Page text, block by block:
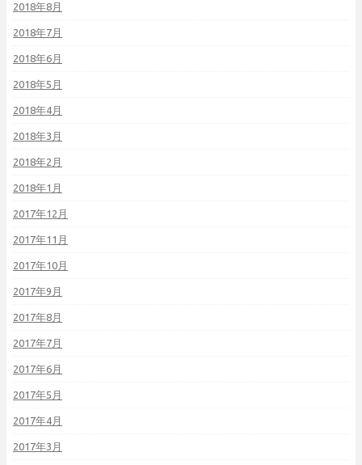
2018年8月
2018年7月
2018年6月
2018年5月
2018年4月
2018年3月
2018年2月
2018年1月
2017年12月
2017年11月
2017年10月
2017年9月
2017年8月
2017年7月
2017年6月
2017年5月
2017年4月
2017年3月